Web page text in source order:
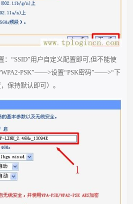
：“SSID”用户自定义配置即可,但不能使
PSK”——>设置“PSK密码”——>“下
保持默认即可）。